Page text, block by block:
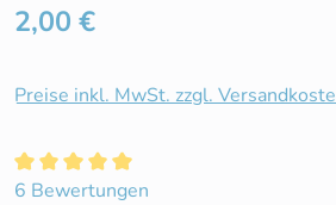
Regulärer Preis:
2,00 €
Preise inkl. MwSt. zzgl.
Durchschnittliche Bewertung von 5
6 Bewertungen